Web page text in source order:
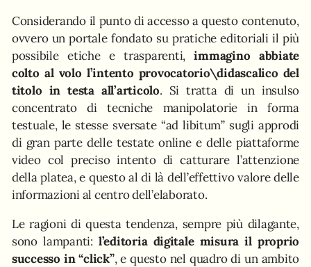
Considerando il punto di accesso a questo contenuto,
ovvero un portale fondato su pratiche editoriali il più
possibile etiche e trasparenti,immagino abbiate
colto al volo l’intento provocatorio\didascalico del
titolo in testa all’articolo. Si tratta di un insulso
concentrato di tecniche manipolatorie in forma
testuale, le stesse sversate “ad libitum” sugli approdi
di gran parte delle testate online e delle piattaforme
video col preciso intento di catturare l’attenzione
della platea, e questo al di là dell’effettivo valore delle
informazioni al centro dell’elaborato.
Le ragioni di questa tendenza, sempre più dilagante,
sono lampanti: l’editoria digitale misura il proprio
successo in “click”, e questo nel quadro di un ambito